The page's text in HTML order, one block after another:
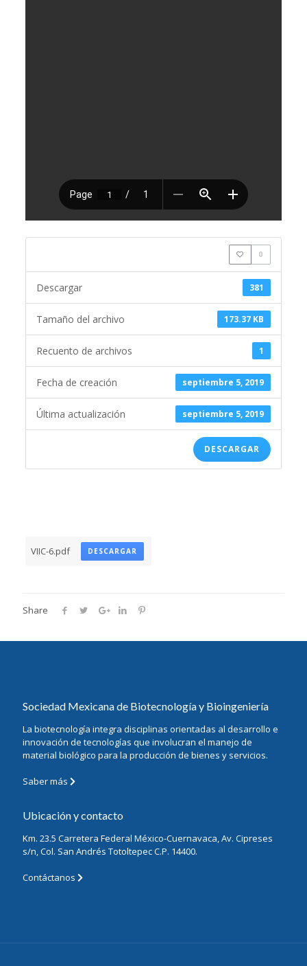
0
381
Descargar
173.37 KB
Tamaño del archivo
1
Recuento de archivos
septiembre 5, 2019
Fecha de creación
septiembre 5, 2019
Última actualización
DESCARGAR
VIIC-6.pdf DESCARGAR
Share
Sociedad Mexicana de Biotecnología y Bioingeniería
La biotecnología integra disciplinas orientadas al desarrollo e
innovación de tecnologías que involucran el manejo de
material biológico para la producción de bienes y servicios.
Saber más
Ubicación y contacto
Km. 23.5 Carretera Federal México-Cuernavaca, Av. Cipreses
s/n, Col. San Andrés Totoltepec C.P. 14400.
Contáctanos